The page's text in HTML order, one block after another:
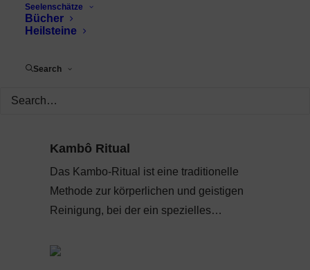
Seelenschätze
Bücher
Heilsteine
Search
Kambô Ritual
Das Kambo-Ritual ist eine traditionelle
Methode zur körperlichen und geistigen
Reinigung, bei der ein spezielles…